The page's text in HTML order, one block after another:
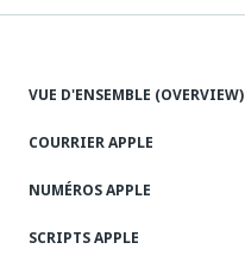
VUE D'ENSEMBLE (OVERVIEW)
COURRIER APPLE
NUMÉROS APPLE
SCRIPTS APPLE